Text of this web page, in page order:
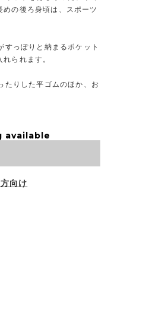
の後ろ身頃は、スポーツ
っぽりと納まるポケット
られます。
りした平ゴムのほか、お
available
向け